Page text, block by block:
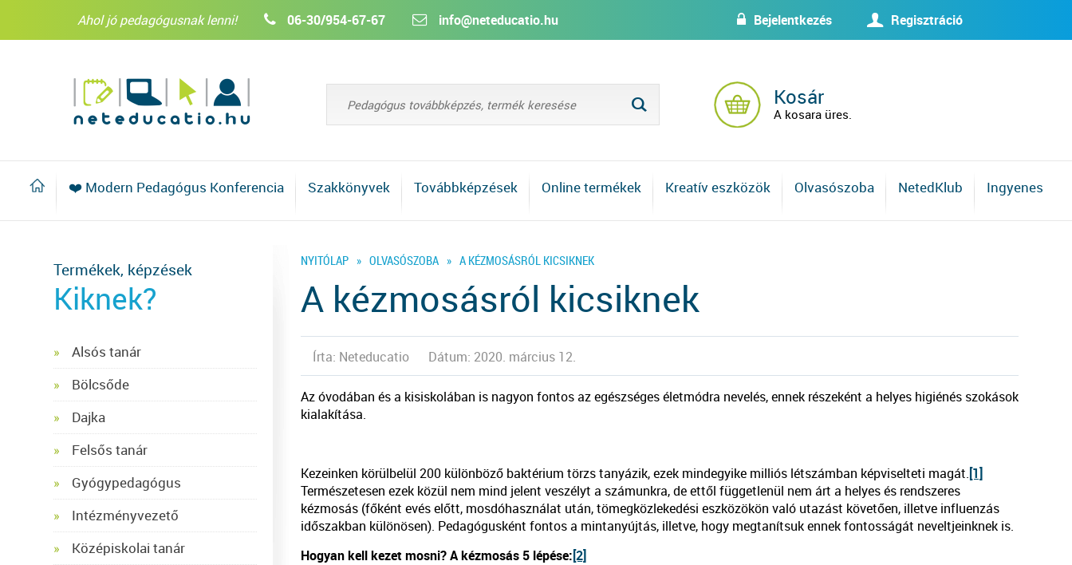
w Bejelentkezés U Regisztráció
Ahol jó pedagógusnak lenni! 06-30/954-67-67 info@neteducatio.hu
L Kosár
A kosara üres.
❤️ Modern Pedagógus Konferencia Szakkönyvek Továbbképzések Online termékek Kreatív eszközök Olvasószoba NetedKlub Ingyenes
NYITÓLAP » OLVASÓSZOBA » A KÉZMOSÁSRÓL KICSIKNEK
A kézmosásról kicsiknek
Írta: Neteducatio Dátum: 2020. március 12.
Az óvodában és a kisiskolában is nagyon fontos az egészséges életmódra nevelés, ennek részeként a helyes higiénés szokások
kialakítása.
Kezeinken körülbelül 200 különböző baktérium törzs tanyázik, ezek mindegyike milliós létszámban képviselteti magát.[1]
Természetesen ezek közül nem mind jelent veszélyt a számunkra, de ettől függetlenül nem árt a helyes és rendszeres
kézmosás (főként evés előtt, mosdóhasználat után, tömegközlekedési eszközökön való utazást követően, illetve influenzás
időszakban különösen). Pedagógusként fontos a mintanyújtás, illetve, hogy megtanítsuk ennek fontosságát neveltjeinknek is.
Hogyan kell kezet mosni? A kézmosás 5 lépése:[2]
Termékek, képzések
Kiknek?
Alsós tanár
Bölcsőde
Dajka
Felsős tanár
Gyógypedagógus
Intézményvezető
Középiskolai tanár